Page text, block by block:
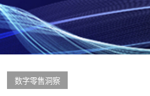
数字零售洞察